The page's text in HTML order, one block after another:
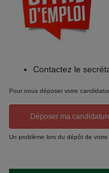
Contactez le
Pour nous déposer votre
Déposer ma
Un problème lors du dépôt de